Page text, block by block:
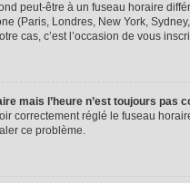
peut-être à un fuseau horaire
(Paris, Londres, New York,
cas, c’est l’occasion de vous
mais l’heure n’est toujours pas
correctement réglé le fuseau
ce problème.